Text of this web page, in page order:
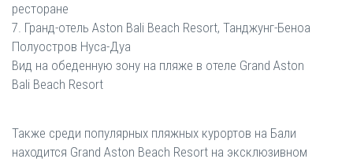
ресторане
7. Гранд-отель Aston Bali Beach Resort, Танджунг-Беноа
Полуостров Нуса-Дуа
Вид на обеденную зону на пляже в отеле Grand Aston
Bali Beach Resort
Также среди популярных пляжных курортов на Бали
находится Grand Aston Beach Resort на эксклюзивном